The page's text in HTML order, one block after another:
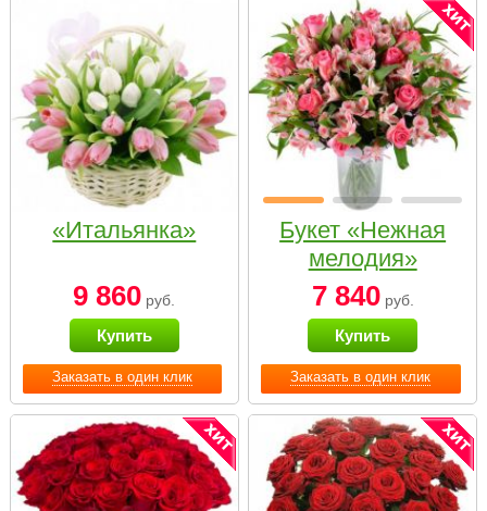
Заказать в один клик
«Итальянка»
9 860 руб.
Купить
Заказать в один клик
Букет «Нежная
мелодия»
7 840руб.
Купить